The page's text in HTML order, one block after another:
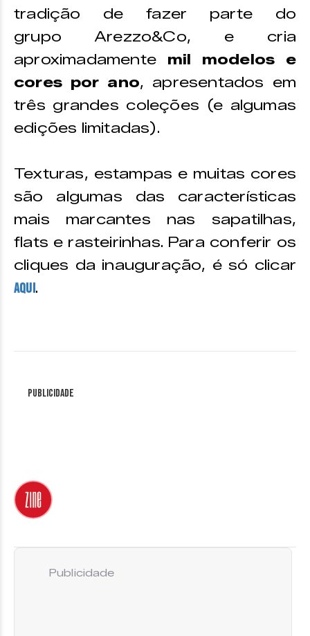
tradição de fazer parte do
grupo Arezzo&Co, e cria
aproximadamente mil modelos e
cores por ano, apresentados em
três grandes coleções (e algumas
edições limitadas).
Texturas, estampas e muitas cores
são algumas das características
mais marcantes nas sapatilhas,
flats e rasteirinhas. Para conferir os
cliques da inauguração, é só clicar
aqui.
Publicidade
Publicidade